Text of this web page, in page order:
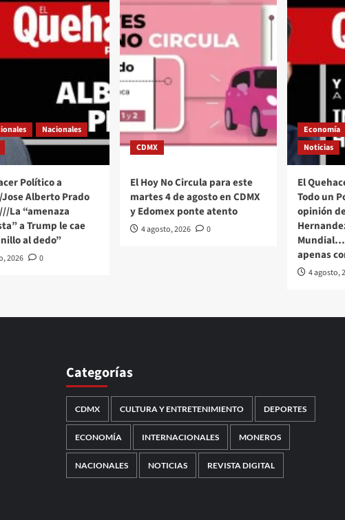
Nacionales
Político a
Alberto Prado
La “amenaza
a Trump le cae
al dedo”
2026 0
CDMX
El Hoy No Circula para este
martes 4 de agosto en CDMX
y Edomex ponte atento
4 agosto, 2026 0
Economía
Noticias
El
Todo un
opinión
apenas
4 agosto,
Categorías
CDMX CULTURA Y ENTRETENIMIENTO DEPORTES
ECONOMÍA INTERNACIONALES MONEROS
NACIONALES NOTICIAS REVISTA DIGITAL